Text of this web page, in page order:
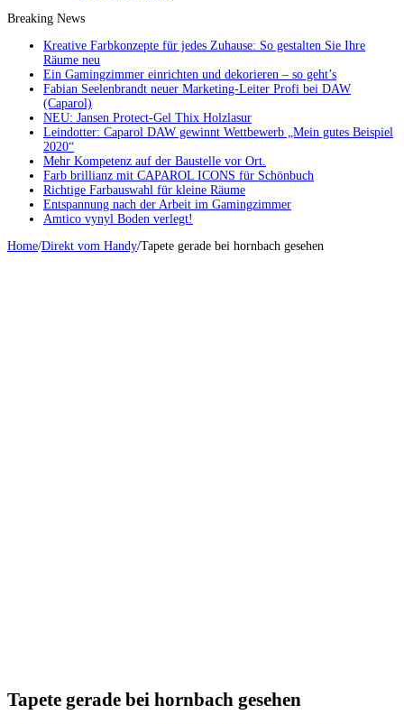
Breaking News
Kreative Farbkonzepte für jedes Zuhause: So gestalten Sie Ihre
Räume neu
Ein Gamingzimmer einrichten und dekorieren – so geht’s
Fabian Seelenbrandt neuer Marketing-Leiter Profi bei DAW
(Caparol)
NEU: Jansen Protect-Gel Thix Holzlasur
Leindotter: Caparol DAW gewinnt Wettbewerb „Mein gutes Beispiel
2020“
Mehr Kompetenz auf der Baustelle vor Ort.
Farb brillianz mit CAPAROL ICONS für Schönbuch
Richtige Farbauswahl für kleine Räume
Entspannung nach der Arbeit im Gamingzimmer
Amtico vynyl Boden verlegt!
Home/Direkt vom Handy/Tapete gerade bei hornbach gesehen
Tapete gerade bei hornbach gesehen